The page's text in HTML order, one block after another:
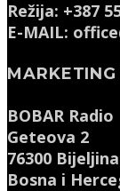
Režija: +387
E-MAIL:
MARKETING
BOBAR Radio
Geteova 2
76300 Bijeljina
Bosna i